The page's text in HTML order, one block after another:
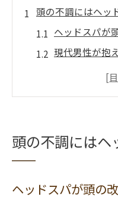
頭の不調にはヘッ
ヘッドスパが
現代男性が抱
新潟で人気の
ヘッドスパで期
ヘッドスパに
男性の薄毛や
頭の不調にはヘ
ヘッドスパが頭の